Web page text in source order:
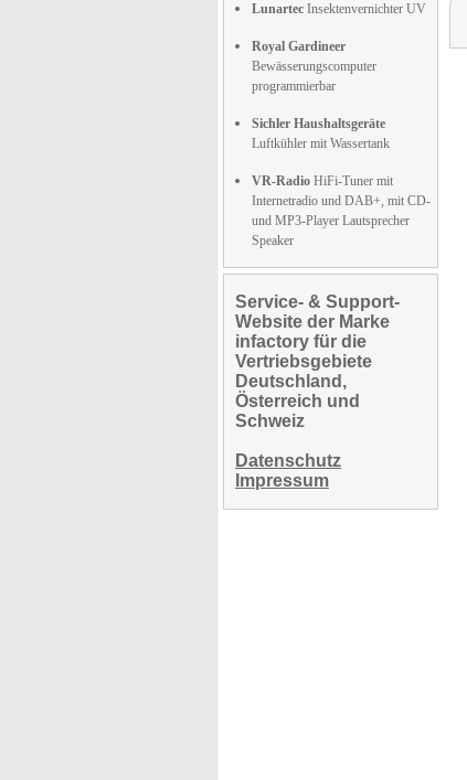
Lunartec Insektenvernichter UV
Royal Gardineer
Bewässerungscomputer
programmierbar
Sichler Haushaltsgeräte
Luftkühler mit Wassertank
VR-Radio HiFi-Tuner mit
Internetradio und DAB+, mit CD-
und MP3-Player Lautsprecher
Speaker
Service- & Support-
Website der Marke
infactory für die
Vertriebsgebiete
Deutschland,
Österreich und
Schweiz
Datenschutz
Impressum